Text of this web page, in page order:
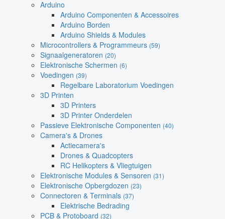
Arduino
Arduino Componenten & Accessoires
Arduino Borden
Arduino Shields & Modules
Microcontrollers & Programmeurs (59)
Signaalgeneratoren (20)
Elektronische Schermen (6)
Voedingen (39)
Regelbare Laboratorium Voedingen
3D Printen
3D Printers
3D Printer Onderdelen
Passieve Elektronische Componenten (40)
Camera's & Drones
Actiecamera's
Drones & Quadcopters
RC Helikopters & Vliegtuigen
Elektronische Modules & Sensoren (31)
Elektronische Opbergdozen (23)
Connectoren & Terminals (37)
Elektrische Bedrading
PCB & Protoboard (32)